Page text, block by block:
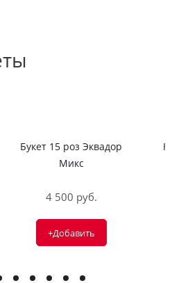
Букет 15 роз Эквадор
Микс
4 500 руб.
+Добавить